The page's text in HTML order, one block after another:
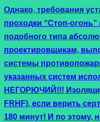
Однако, требования
проходки “Стоп-
подобного типа
проектировщикам,
системы
указанных систем
НЕГОРЮЧИЙ!!!
FRHF), если верить
180 минут! И по этому,